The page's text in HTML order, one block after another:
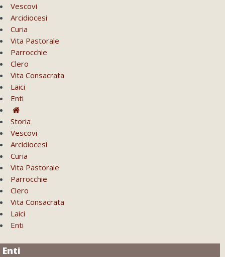
Vescovi
Arcidiocesi
Curia
Vita Pastorale
Parrocchie
Clero
Vita Consacrata
Laici
Enti
Storia
Vescovi
Arcidiocesi
Curia
Vita Pastorale
Parrocchie
Clero
Vita Consacrata
Laici
Enti
Enti